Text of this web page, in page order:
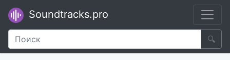
Soundtracks.pro
🔍